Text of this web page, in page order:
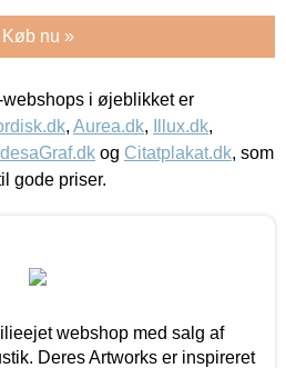
Køb nu »
i øjeblikket er
, Aurea.dk, Illux.dk,
desaGraf.dk og Citatplakat.dk, som
gode priser.
webshop med salg af
Deres Artworks er inspireret